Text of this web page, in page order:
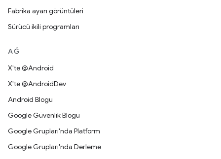
Fabrika ayarı görüntüleri
Sürücü ikili programları
AĞ
X'te @Android
X'te @AndroidDev
Android Blogu
Google Güvenlik Blogu
Google Grupları'nda Platform
Google Grupları'nda Derleme